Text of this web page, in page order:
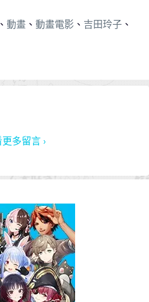
動畫、 動畫電影 、 吉田玲子、
多留言 ›